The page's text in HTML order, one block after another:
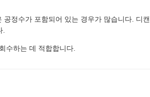
정수가 포함되어 있는 경우가 많습니다. 디
수하는 데 적합합니다.